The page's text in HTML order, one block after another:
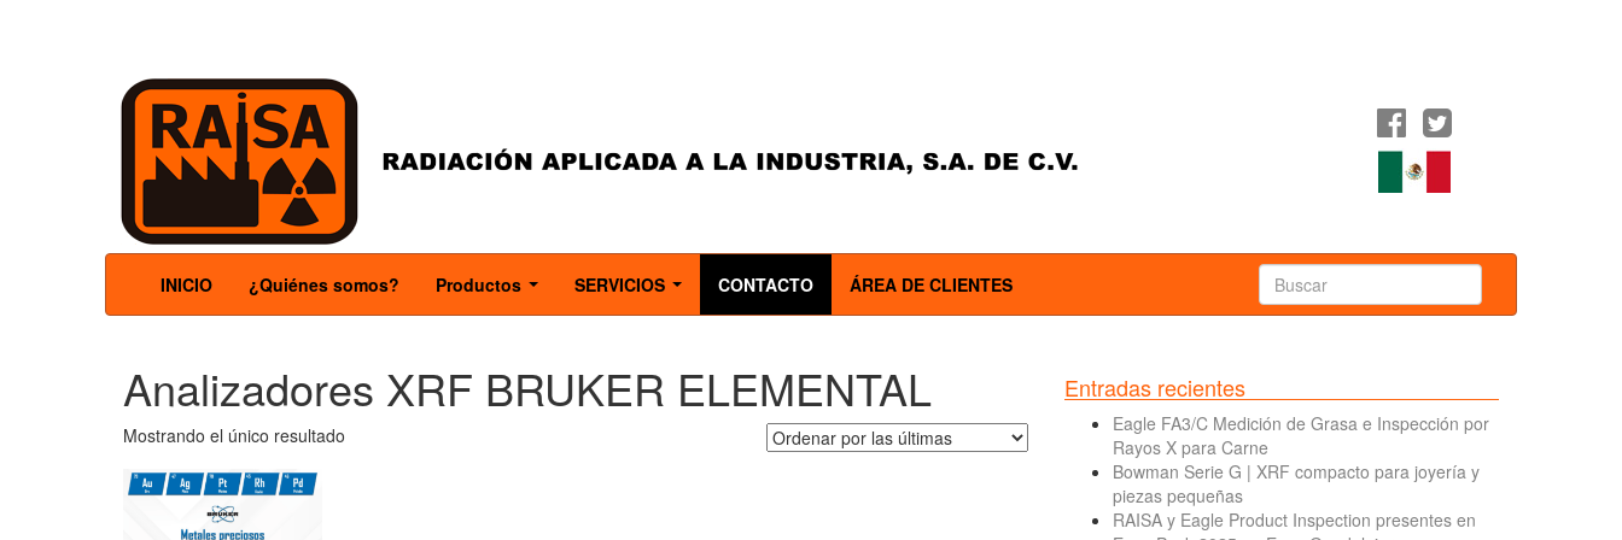
INICIO ¿Quiénes somos? Productos SERVICIOS CONTACTO ÁREA DE CLIENTES
Analizadores XRF BRUKER ELEMENTAL
Mostrando el único resultado
Entradas recientes
Eagle FA3/C Medición de Grasa e Inspección por
Rayos X para Carne
Bowman Serie G | XRF compacto para joyería y
piezas pequeñas
RAISA y Eagle Product Inspection presentes en